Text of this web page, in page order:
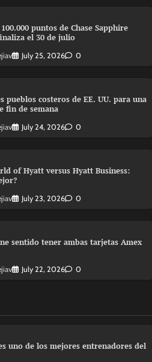
puntos de Chase Sapphire
el 30 de julio
July 25, 2026 0
pueblos costeros de EE. UU. para una
fin de semana
July 24, 2026 0
of Hyatt versus Hyatt Business:
July 23, 2026 0
sentido tener ambas tarjetas Amex
July 22, 2026 0
uno de los mejores entrenadores del